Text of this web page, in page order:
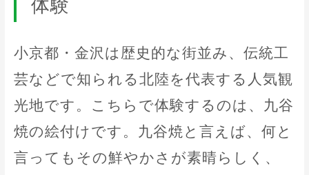
体験
小京都・金沢は歴史的な街並み、伝統工
芸などで知られる北陸を代表する人気観
光地です。こちらで体験するのは、九谷
焼の絵付けです。九谷焼と言えば、何と
言ってもその鮮やかさが素晴らしく、